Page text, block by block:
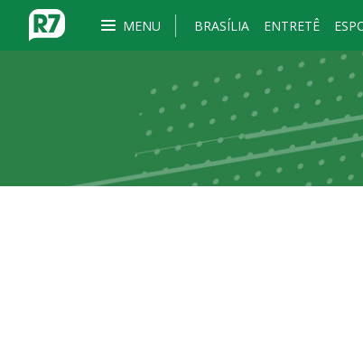
MENU BRASÍLIA ENTRETÊ